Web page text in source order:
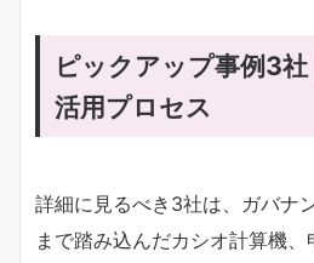
ピックアップ事例3
活用プロセス
詳細に見るべき3社は、ガバナ
まで踏み込んだカシオ計算機